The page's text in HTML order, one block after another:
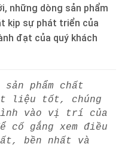
những dòng sản phẩm
kịp sự phát triển của
đạt của quý khách
phẩm chất
liệu tốt, chúng
vào vị trí của
cố gắng xem điều
bền nhất và